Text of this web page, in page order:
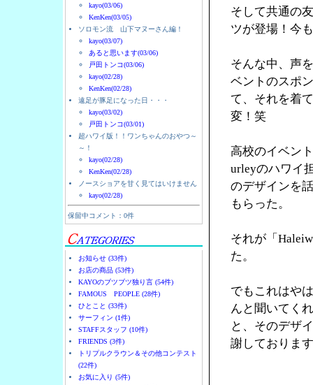
kayo(03/06)
KenKen(03/05)
ソロモン流 山下マヌーさん編！
kayo(03/07)
あると思います(03/06)
戸田トンコ(03/06)
kayo(02/28)
KenKen(02/28)
遠足が豚足になった日・・・
kayo(03/02)
戸田トンコ(03/01)
超ハワイ版！！ワンちゃんのおやつ～
～！
kayo(02/28)
KenKen(02/28)
ノースショアを甘く見てはいけません
kayo(02/28)
保留中コメント：0件
お知らせ (33件)
お店の商品 (53件)
KAYOのブツブツ独り言 (54件)
FAMOUS PEOPLE (28件)
ひとこと (33件)
サーフィン (1件)
STAFFスタッフ (10件)
FRIENDS (3件)
トリプルクラウン＆その他コンテスト
(22件)
お気に入り (5件)
そして共通の
ツが登場！今
そんな中、声
ベントのスポ
て、それを着
変！笑
高校のイベン
urleyのハワイ
のデザインを
もらった。
それが「
た。
でもこれはや
んと聞いてく
と、そのデザ
謝しておりま